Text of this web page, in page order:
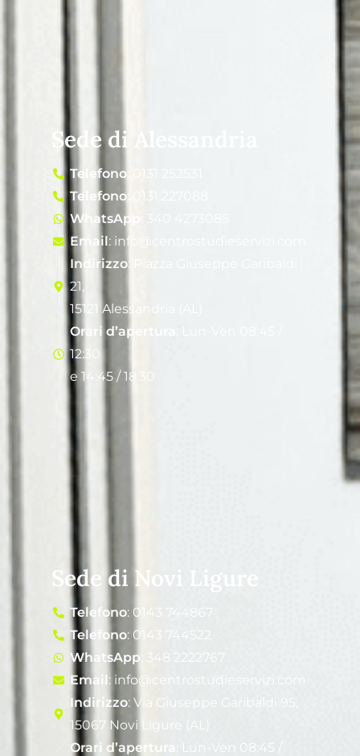
Sede di Alessandria
Telefono: 0131 252531
Telefono: 0131 227088
WhatsApp
Email: info@centrostudieservizi.com
Indirizzo: Piazza Giuseppe Garibaldi
21,
15121 Alessandria (AL)
Orari d’apertura
12:30
e 14:45 / 18:30
Sede di Novi Ligure
Telefono: 0143 744867
Telefono: 0143 744522
WhatsApp : 348 2222767
Email: info@centrostudieservizi.com
Indirizzo: Via Giuseppe Garibaldi 95,
15067 Novi Ligure (AL)
Orari d’apertura : Lun-Ven 08:45 /